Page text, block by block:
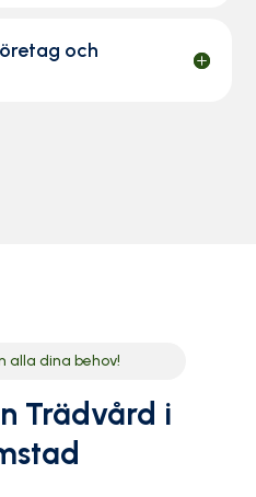
och
alla dina behov!
Trädvård i